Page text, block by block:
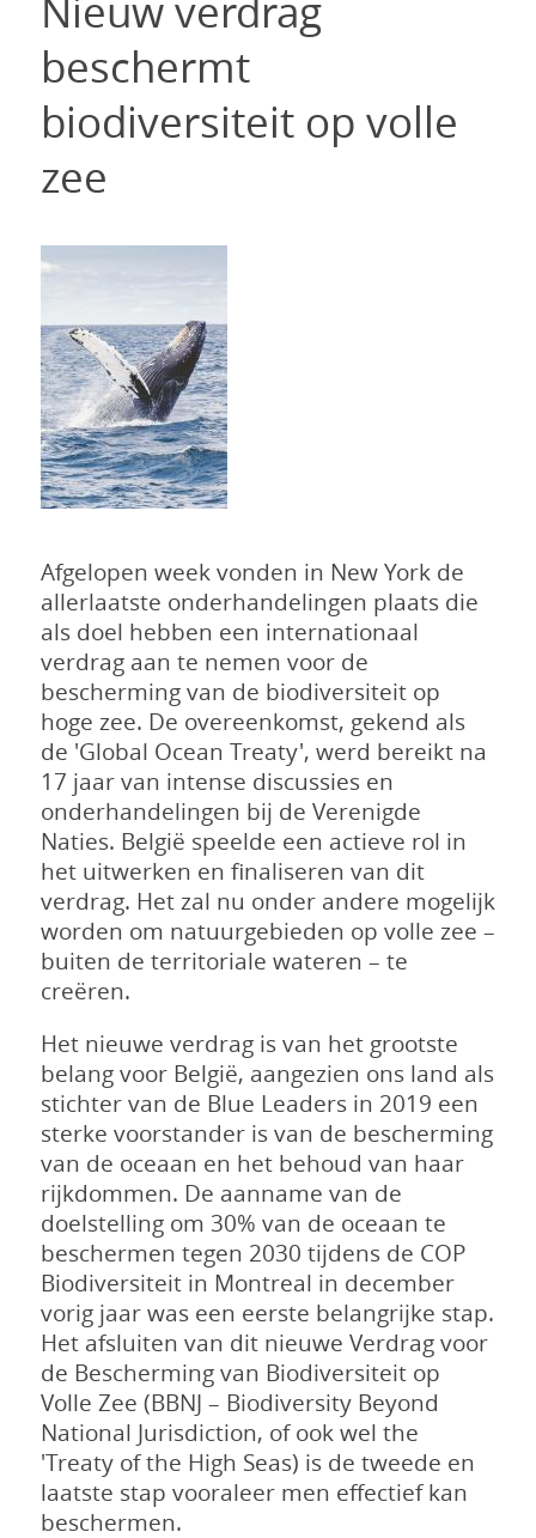
Nieuw verdrag
beschermt
biodiversiteit op volle
zee
Afgelopen week vonden in New York de
allerlaatste onderhandelingen plaats die
als doel hebben een internationaal
verdrag aan te nemen voor de
bescherming van de biodiversiteit op
hoge zee. De overeenkomst, gekend als
de 'Global Ocean Treaty', werd bereikt na
17 jaar van intense discussies en
onderhandelingen bij de Verenigde
Naties. België speelde een actieve rol in
het uitwerken en finaliseren van dit
verdrag. Het zal nu onder andere mogelijk
worden om natuurgebieden op volle zee –
buiten de territoriale wateren – te
creëren.
Het nieuwe verdrag is van het grootste
belang voor België, aangezien ons land als
stichter van de Blue Leaders in 2019 een
sterke voorstander is van de bescherming
van de oceaan en het behoud van haar
rijkdommen. De aanname van de
doelstelling om 30% van de oceaan te
beschermen tegen 2030 tijdens de COP
Biodiversiteit in Montreal in december
vorig jaar was een eerste belangrijke stap.
Het afsluiten van dit nieuwe Verdrag voor
de Bescherming van Biodiversiteit op
Volle Zee (BBNJ – Biodiversity Beyond
National Jurisdiction, of ook wel the
'Treaty of the High Seas) is de tweede en
laatste stap vooraleer men effectief kan
beschermen.